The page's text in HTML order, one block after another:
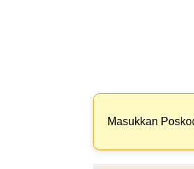
Masukkan